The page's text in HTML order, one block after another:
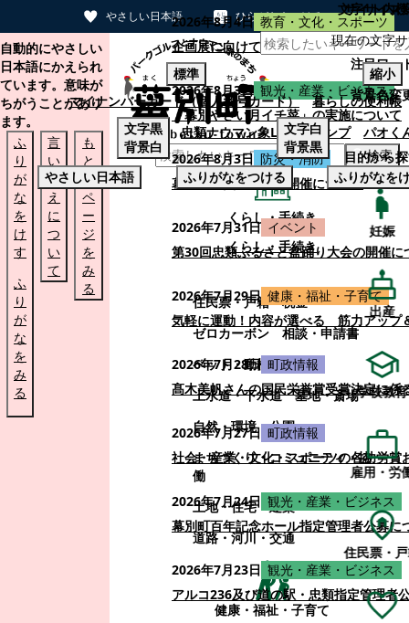
やさしい日本語 ひらがなをつける
本文へスキップする
自動的にやさしい
日本語にかえられ
ています。意味が
ちがうことがあり
ます。
ふ
り
が
な
を
け
す
ふ
り
が
な
を
み
る
言
い
替
え
に
つ
い
て
も
と
の
ペ
ー
ジ
を
み
る
検索
くらし・手続き
くらし・手続き
住民票・戸籍
税金
ゼロカーボン
相談・申請書
ペット・動植物
ごみ
上水道・下水道
墓地・斎場
自然・環境・公園
まちづくり・コミュニティ・協
働
土地・住宅・建築
道路・河川・交通
健康・福祉・子育て
2026年8月4日 教育・文化・スポーツ
企画展に向けて：安東ウメ子さんとの思
2026年8月3日 観光・産業・ビジネス
「幕別やさい月イチ菜」の実施について
2026年8月3日 防災・消防
幕別町防災フェアの開催について
2026年7月31日 イベント
第30回忠類ふるさと盆踊り大会の開催に
2026年7月29日 健康・福祉・子育て
気軽に運動！内容が選べる 筋力アップ
2026年7月28日 町政情報
髙木美帆さんの国民栄誉賞受賞決定に係
2026年7月27日 町政情報
社会・産業・文化・スポーツの各功労
2026年7月24日 観光・産業・ビジネス
幕別町百年記念ホール指定管理者公募に
2026年7月23日 観光・産業・ビジネス
アルコ236及び道の駅・忠類指定管理者
サイト内
注目ワー
マイナンバーカード（個人番号カード）
暮らしの便利帳
忠類ナウマン象LINEスタンプ
パオく
目的から
妊娠
出産
学校教育
雇用・労
住民票・
文字サイズ
現在の文字
標準
縮小
背景色変
文字黒
背景白
文字白
背景黒
やさしい日本語
ふりがなをつける ふりがなを